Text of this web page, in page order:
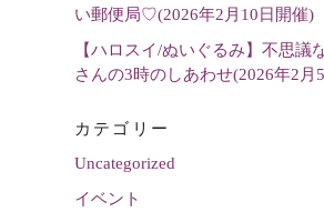
い郵便局♡(2026年2月10日開催)
【ハロスイ/ぬいぐるみ】不思議
さんの3時のしあわせ(2026年2月
カテゴリー
Uncategorized
イベント